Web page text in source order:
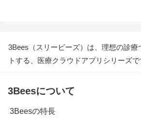
3Bees（スリービーズ）は、理想の診療
トする、医療クラウドアプリシリーズで
3Beesについて
3Beesの特長